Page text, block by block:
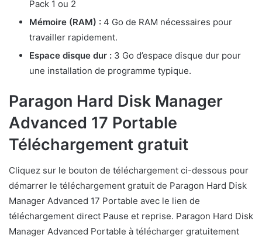
Pack 1 ou 2
Mémoire (RAM) : 4 Go de RAM nécessaires pour
travailler rapidement.
Espace disque dur : 3 Go d’espace disque dur pour
une installation de programme typique.
Paragon Hard Disk Manager
Advanced 17 Portable
Téléchargement gratuit
Cliquez sur le bouton de téléchargement ci-dessous pour
démarrer le téléchargement gratuit de Paragon Hard Disk
Manager Advanced 17 Portable avec le lien de
téléchargement direct Pause et reprise. Paragon Hard Disk
Manager Advanced Portable à télécharger gratuitement